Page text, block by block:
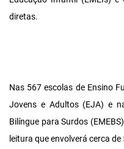
diretas.
Nas 567 escolas de Ensino
Jovens e Adultos (EJA) e
Bilíngue para Surdos
leitura que envolverá cerca